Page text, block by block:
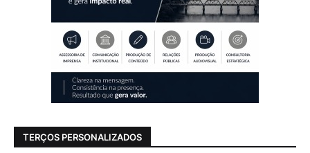
TERÇOS PERSONALIZADOS